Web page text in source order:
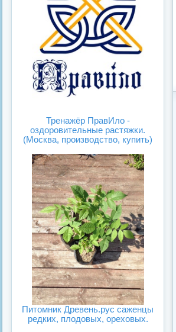
Тренажёр ПравИло -
оздоровительные растяжки.
(Москва, производство, купить)
Питомник Древень.рус саженцы
редких, плодовых, ореховых.